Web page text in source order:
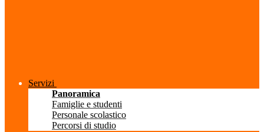
Servizi
Panoramica
Famiglie e studenti
Personale scolastico
Percorsi di studio